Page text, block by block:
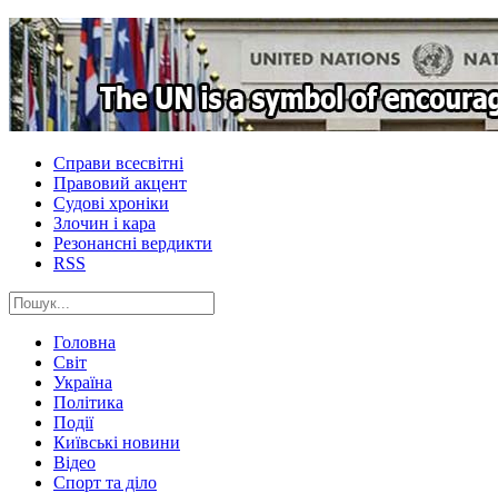
Справи всесвітні
Правовий акцент
Судові хроніки
Злочин і кара
Резонансні вердикти
RSS
Головна
Світ
Україна
Політика
Події
Київські новини
Відео
Спорт та діло